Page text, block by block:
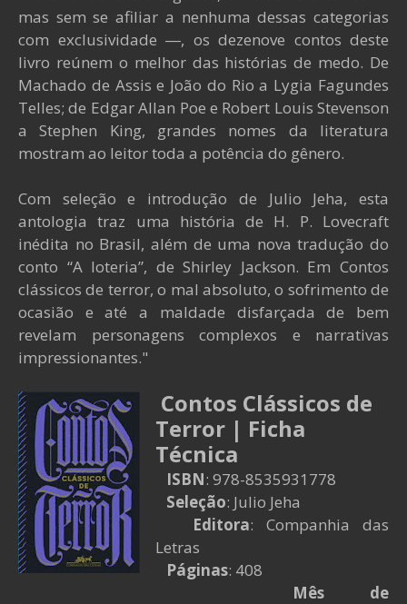
mas sem se afiliar a nenhuma dessas categorias
com exclusividade ―, os dezenove contos deste
livro reúnem o melhor das histórias de medo. De
Machado de Assis e João do Rio a Lygia Fagundes
Telles; de Edgar Allan Poe e Robert Louis Stevenson
a Stephen King, grandes nomes da literatura
mostram ao leitor toda a potência do gênero.
Com seleção e introdução de Julio Jeha, esta
antologia traz uma história de H. P. Lovecraft
inédita no Brasil, além de uma nova tradução do
conto “A loteria”, de Shirley Jackson. Em Contos
clássicos de terror, o mal absoluto, o sofrimento de
ocasião e até a maldade disfarçada de bem
revelam personagens complexos e narrativas
impressionantes."
Contos Clássicos de
Terror | Ficha
Técnica
ISBN: 978-8535931778
Seleção: Julio Jeha
Editora: Companhia das
Letras
Páginas: 408
Mês de